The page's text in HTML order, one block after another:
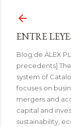
ENTRE
Blog de ÀLEX
precedents]
system of
focuses on
mergers and
capital and
sustainability,